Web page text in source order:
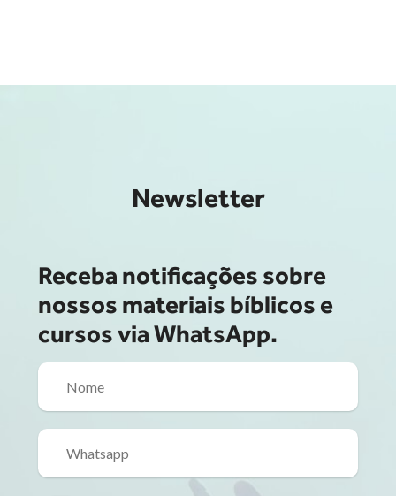
Newsletter
Receba notificações sobre
nossos materiais bíblicos e
cursos via WhatsApp.